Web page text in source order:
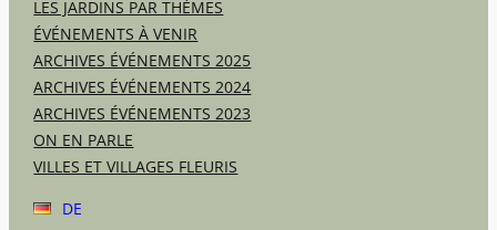
LES JARDINS PAR THÈMES
ÉVÉNEMENTS À VENIR
ARCHIVES ÉVÉNEMENTS 2025
ARCHIVES ÉVÉNEMENTS 2024
ARCHIVES ÉVÉNEMENTS 2023
ON EN PARLE
VILLES ET VILLAGES FLEURIS
DE